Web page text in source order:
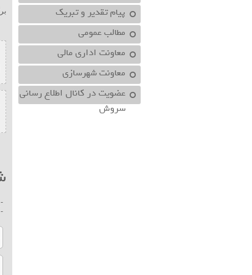
پیام تقدیر و تبریک
مطالب عمومی
معاونت اداري مالي
معاونت شهرسازي
عضویت در کانال اطلاع رسانی
سروش